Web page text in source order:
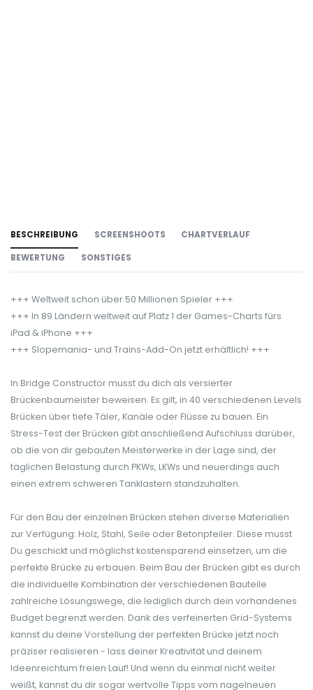
BESCHREIBUNG SCREENSHOOTS CHARTVERLAUF
BEWERTUNG SONSTIGES
+++ Weltweit schon über 50 Millionen Spieler +++
+++ In 89 Ländern weltweit auf Platz 1 der Games-Charts fürs
iPad & iPhone +++
+++ Slopemania- und Trains-Add-On jetzt erhältlich! +++
In Bridge Constructor musst du dich als versierter
Brückenbaumeister beweisen. Es gilt, in 40 verschiedenen Levels
Brücken über tiefe Täler, Kanäle oder Flüsse zu bauen. Ein
Stress-Test der Brücken gibt anschließend Aufschluss darüber,
ob die von dir gebauten Meisterwerke in der Lage sind, der
täglichen Belastung durch PKWs, LKWs und neuerdings auch
einen extrem schweren Tanklastern standzuhalten.
Für den Bau der einzelnen Brücken stehen diverse Materialien
zur Verfügung: Holz, Stahl, Seile oder Betonpfeiler. Diese musst
Du geschickt und möglichst kostensparend einsetzen, um die
perfekte Brücke zu erbauen. Beim Bau der Brücken gibt es durch
die individuelle Kombination der verschiedenen Bauteile
zahlreiche Lösungswege, die lediglich durch dein vorhandenes
Budget begrenzt werden. Dank des verfeinerten Grid-Systems
kannst du deine Vorstellung der perfekten Brücke jetzt noch
präziser realisieren - lass deiner Kreativität und deinem
Ideenreichtum freien Lauf! Und wenn du einmal nicht weiter
weißt, kannst du dir sogar wertvolle Tipps vom nagelneuen